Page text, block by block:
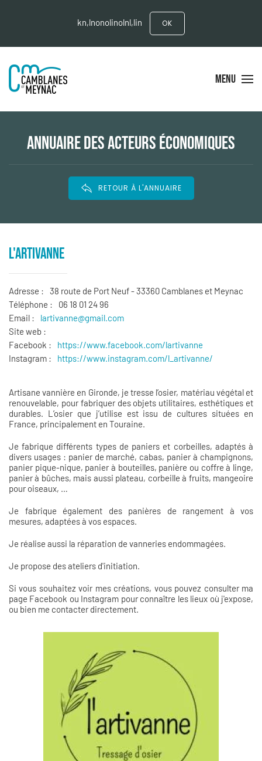
kn,lnonolinolnl,lin OK
MENU
ANNUAIRE DES ACTEURS ÉCONOMIQUES
RETOUR À L'ANNUAIRE
L'ARTIVANNE
Adresse :
38 route de Port Neuf - 33360 Camblanes et Meynac
Téléphone :
06 18 01 24 96
Email :
lartivanne@gmail.com
Site web :
Facebook :
https://www.facebook.com/lartivanne
Instagram :
https://www.instagram.com/l_artivanne/
Artisane vannière en Gironde, je tresse l’osier, matériau végétal et
renouvelable, pour fabriquer des objets utilitaires, esthétiques et
durables. L’osier que j’utilise est issu de cultures situées en
France, principalement en Touraine.
Je fabrique différents types de paniers et corbeilles, adaptés à
divers usages : panier de marché, cabas, panier à champignons,
panier pique-nique, panier à bouteilles, panière ou coffre à linge,
panier à bûches, mais aussi plateau, corbeille à fruits, mangeoire
pour oiseaux, …
Je fabrique également des panières de rangement à vos
mesures, adaptées à vos espaces.
Je réalise aussi la réparation de vanneries endommagées.
Je propose des ateliers d'initiation.
Si vous souhaitez voir mes créations, vous pouvez consulter ma
page Facebook ou Instagram pour connaître les lieux où j'expose,
ou bien me contacter directement.